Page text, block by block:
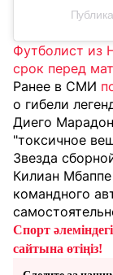
Футболист из
срок перед
Ранее в СМИ
о гибели
Диего
"токсичное
Звезда
Килиан Мбаппе
командного
Спорт
сайтына өтіңіз!